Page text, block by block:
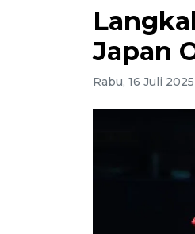
Japan
Rabu, 16 Juli